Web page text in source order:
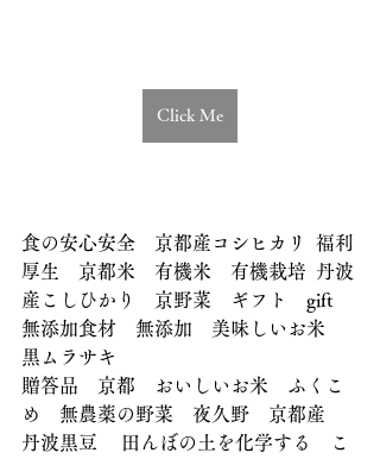
Click Me
食の安心安全　京都産コシヒカリ  福利
厚生　京都米　有機米　有機栽培  丹波
産こしひかり　京野菜　ギフト　gift
無添加食材　無添加　美味しいお米
黒ムラサキ
贈答品　京都　おいしいお米　ふくこ
め　無農薬の野菜　夜久野　京都産
丹波黒豆 　田んぼの土を化学する　こ